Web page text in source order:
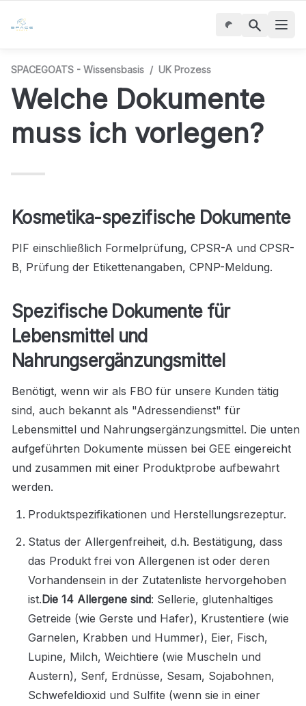
SPACEGOATS - Wissensbasis / UK Prozess
Welche Dokumente
muss ich vorlegen?
Kosmetika-spezifische Dokumente
PIF einschließlich Formelprüfung, CPSR-A und CPSR-
B, Prüfung der Etikettenangaben, CPNP-Meldung.
Spezifische Dokumente für
Lebensmittel und
Nahrungsergänzungsmittel
Benötigt, wenn wir als FBO für unsere Kunden tätig
sind, auch bekannt als "Adressendienst" für
Lebensmittel und Nahrungsergänzungsmittel. Die unten
aufgeführten Dokumente müssen bei GEE eingereicht
und zusammen mit einer Produktprobe aufbewahrt
werden.
Produktspezifikationen und Herstellungsrezeptur.
Status der Allergenfreiheit, d.h. Bestätigung, dass
das Produkt frei von Allergenen ist oder deren
Vorhandensein in der Zutatenliste hervorgehoben
ist.Die 14 Allergene sind: Sellerie, glutenhaltiges
Getreide (wie Gerste und Hafer), Krustentiere (wie
Garnelen, Krabben und Hummer), Eier, Fisch,
Lupine, Milch, Weichtiere (wie Muscheln und
Austern), Senf, Erdnüsse, Sesam, Sojabohnen,
Schwefeldioxid und Sulfite (wenn sie in einer